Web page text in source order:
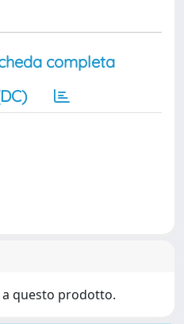
completa
questo prodotto.